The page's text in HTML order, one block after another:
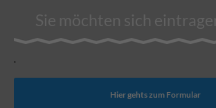
Sie möchten sich
.
Hier gehts zum Formular